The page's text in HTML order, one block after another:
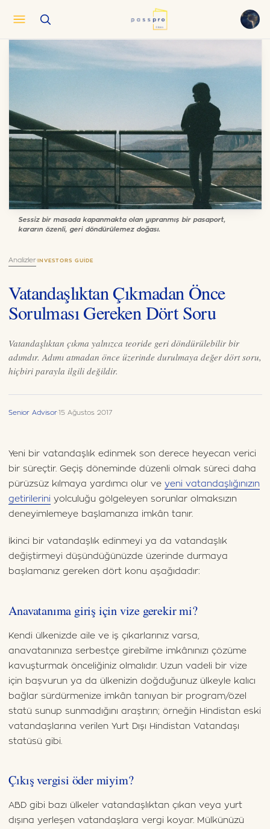
AR العربية
Русский
中文
Türkçe
Analizler· INVESTORS GUIDE
Vatandaşlıktan Çıkmadan Önce
Sorulması Gereken Dört Soru
Vatandaşlıktan çıkma yalnızca teoride geri döndürülebilir bir
adımdır. Adımı atmadan önce üzerinde durulmaya değer dört soru,
hiçbiri parayla ilgili değildir.
Senior Advisor·15 Ağustos 2017
Sessiz bir masada kapanmakta olan yıpranmış bir pasaport,
kararın özenli, geri döndürülemez doğası.
Yeni bir vatandaşlık edinmek son derece heyecan verici
bir süreçtir. Geçiş döneminde düzenli olmak süreci daha
pürüzsüz kılmaya yardımcı olur ve yeni vatandaşlığınızın
getirilerini yolculuğu gölgeleyen sorunlar olmaksızın
deneyimlemeye başlamanıza imkân tanır.
İkinci bir vatandaşlık edinmeyi ya da vatandaşlık
değiştirmeyi düşündüğünüzde üzerinde durmaya
başlamanız gereken dört konu aşağıdadır:
Anavatanıma giriş için vize gerekir mi?
Kendi ülkenizde aile ve iş çıkarlarınız varsa,
anavatanınıza serbestçe girebilme imkânınızı çözüme
kavuşturmak önceliğiniz olmalıdır. Uzun vadeli bir vize
için başvurun ya da ülkenizin doğduğunuz ülkeyle kalıcı
bağlar sürdürmenize imkân tanıyan bir program/özel
statü sunup sunmadığını araştırın; örneğin Hindistan eski
vatandaşlarına verilen Yurt Dışı Hindistan Vatandaşı
statüsü gibi.
Çıkış vergisi öder miyim?
ABD gibi bazı ülkeler vatandaşlıktan çıkan veya yurt
dışına yerleşen vatandaşlara vergi koyar. Mülkünüzü